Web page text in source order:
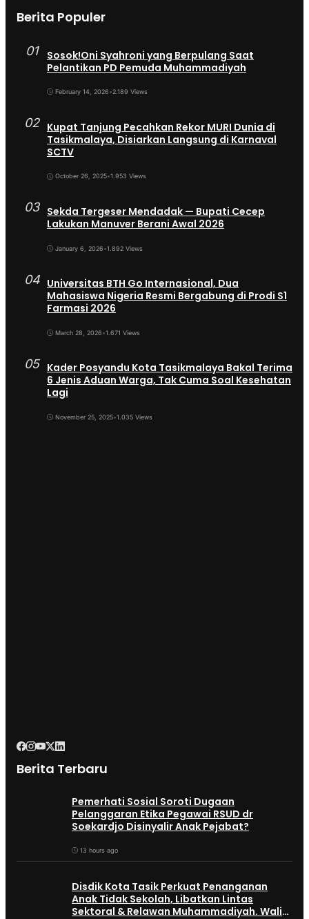
Berita Populer
01
Sosok!Oni Syahroni yang Berpulang Saat
Pelantikan PD Pemuda Muhammadiyah
February 14, 2026•2.189 Views
02 Kupat Tanjung Pecahkan Rekor MURI Dunia di
Tasikmalaya, Disiarkan Langsung di Karnaval
SCTV
October 26, 2025•1.953 Views
03 Sekda Tergeser Mendadak — Bupati Cecep
Lakukan Manuver Berani Awal 2026
January 6, 2026•1.892 Views
04 Universitas BTH Go Internasional, Dua
Mahasiswa Nigeria Resmi Bergabung di Prodi S1
Farmasi 2026
March 28, 2026•1.671 Views
05 Kader Posyandu Kota Tasikmalaya Bakal Terima
6 Jenis Aduan Warga, Tak Cuma Soal Kesehatan
Lagi
November 25, 2025•1.035 Views
Berita Terbaru
Pemerhati Sosial Soroti Dugaan
Pelanggaran Etika Pegawai RSUD dr
Soekardjo Disinyalir Anak Pejabat?
13 hours ago
Disdik Kota Tasik Perkuat Penanganan
Anak Tidak Sekolah, Libatkan Lintas
Sektoral & Relawan Muhammadiyah. Wali